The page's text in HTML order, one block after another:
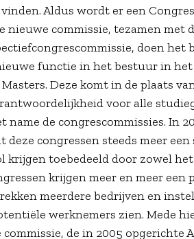
Aldus wordt er een
nieuwe commissie, tezamen met
doen het
functie in het bestuur in
Deze komt in de plaats
voor alle
name de congrescommissies. In
deze congressen steeds meer een
krijgen toebedeeld door zowel
krijgen meer en meer een
meerdere bedrijven en
werknemers zien. Mede
de in 2005 opgerichte